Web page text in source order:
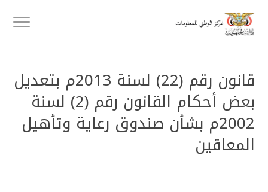
قانون رقم (22) لسنة 2013م بتعديل
بعض أحكام القانون رقم (2) لسنة
2002م بشأن صندوق رعاية وتأهيل
المعاقين